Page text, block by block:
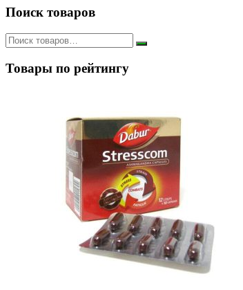
Поиск товаров
Товары по рейтингу